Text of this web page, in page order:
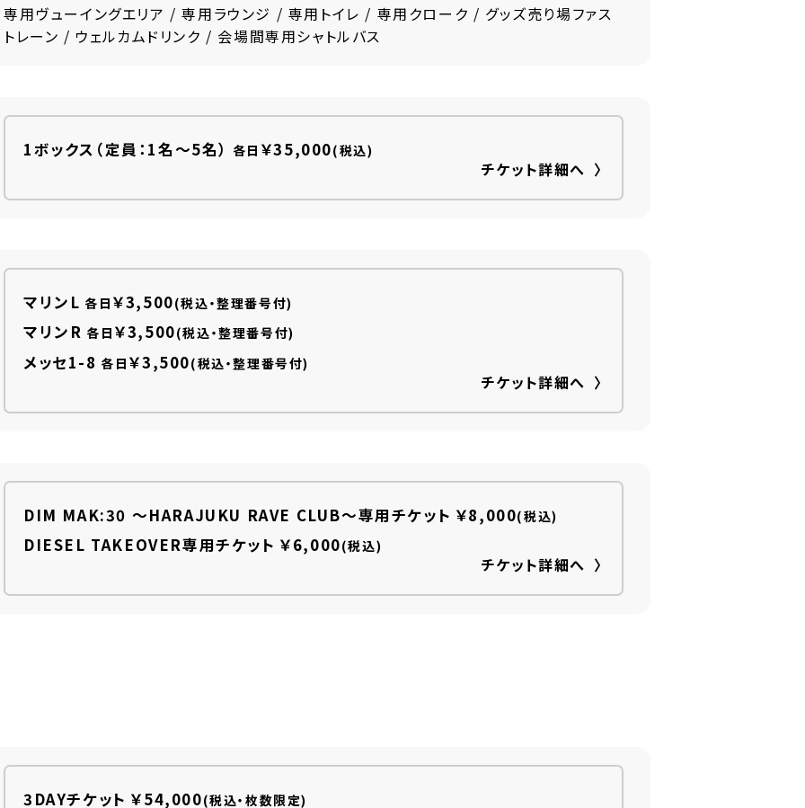
専用ヴューイングエリア / 専用ラウンジ / 専用トイレ / 専用クローク / グッズ売り場ファス
トレーン / ウェルカムドリンク / 会場間専用シャトルバス
1ボックス（定員：1名～5名） 各日 ￥35,000(税込)
チケット詳細へ
マリンL 各日 ￥3,500(税込・整理番号付)
マリンR 各日 ￥3,500(税込・整理番号付)
メッセ1-8 各日 ￥3,500(税込・整理番号付)
チケット詳細へ
DIM MAK:30 ～HARAJUKU RAVE CLUB～専用チケット ￥8,000(税込)
DIESEL TAKEOVER専用チケット ￥6,000(税込)
チケット詳細へ
3DAYチケット ￥54,000(税込・枚数限定)